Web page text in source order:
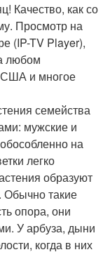
Качество, как со
Просмотр на
(IP-TV Player),
любом
США и многое
семейства
мужские и
на
легко
образуют
Обычно такие
опора, они
У арбуза, дыни
когда в них